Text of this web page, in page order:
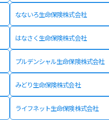
なないろ生命保険株式会社
はなさく生命保険株式会社
プルデンシャル生命保険株式会社
みどり生命保険株式会社
ライフネット生命保険株式会社